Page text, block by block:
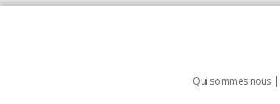
Qui sommes nous